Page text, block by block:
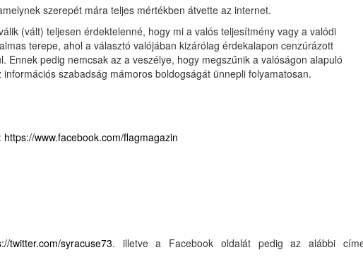
szerepét mára teljes mértékben átvette az internet.
(vált) teljesen érdektelenné, hogy mi a valós teljesítmény vagy a valódi
terepe, ahol a választó valójában kizárólag érdekalapon cenzúrázott
pedig nemcsak az a veszélye, hogy megszűnik a valóságon alapuló
szabadság mámoros boldogságát ünnepli folyamatosan.
https://www.facebook.com/flagmagazin
twitter.com/syracuse73. illetve a Facebook oldalát pedig az alábbi